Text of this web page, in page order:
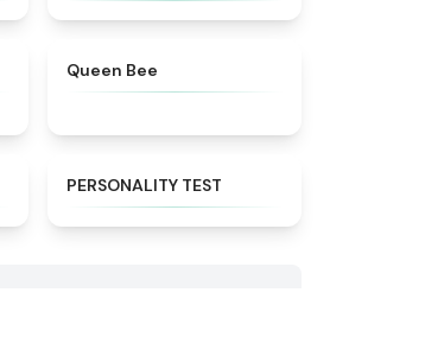
Queen Bee
PERSONALITY TEST